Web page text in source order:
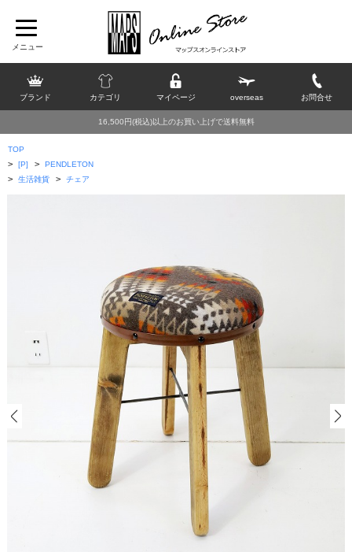
ブランド カテゴリ マイページ overseas お問合せ
16,500円(税込)以上のお買い上げで送料無料
TOP
> [P] > PENDLETON
> 生活雑貨 > チェア